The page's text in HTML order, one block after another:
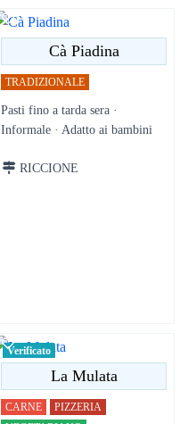
Cà Piadina
TRADIZIONALE
Pasti fino a tarda sera ·
Informale · Adatto ai bambini
RICCIONE
Verificato
La Mulata
CARNE
PIZZERIA